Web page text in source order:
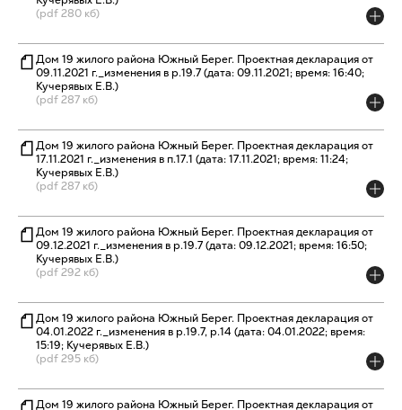
(pdf 280 кб)
Дом 19 жилого района Южный Берег. Проектная декларация от
09.11.2021 г._изменения в р.19.7 (дата: 09.11.2021; время: 16:40;
Кучерявых Е.В.)
(pdf 287 кб)
Дом 19 жилого района Южный Берег. Проектная декларация от
17.11.2021 г._изменения в п.17.1 (дата: 17.11.2021; время: 11:24;
Кучерявых Е.В.)
(pdf 287 кб)
Дом 19 жилого района Южный Берег. Проектная декларация от
09.12.2021 г._изменения в р.19.7 (дата: 09.12.2021; время: 16:50;
Кучерявых Е.В.)
(pdf 292 кб)
Дом 19 жилого района Южный Берег. Проектная декларация от
04.01.2022 г._изменения в р.19.7, р.14 (дата: 04.01.2022; время:
15:19; Кучерявых Е.В.)
(pdf 295 кб)
Дом 19 жилого района Южный Берег. Проектная декларация от